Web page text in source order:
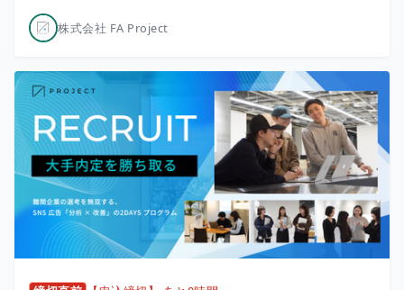
株式会社 FA Project